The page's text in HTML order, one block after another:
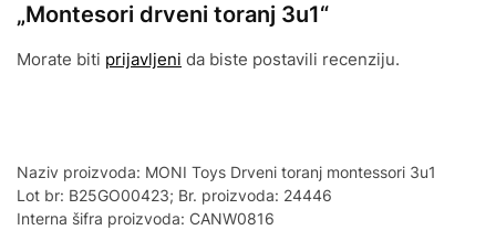
„Montesori drveni toranj 3u1“
Morate biti prijavljeni da biste postavili recenziju.
Naziv proizvoda: MONI Toys Drveni toranj montessori 3u1
Lot br: B25GO00423; Br. proizvoda: 24446
Interna šifra proizvoda: CANW0816